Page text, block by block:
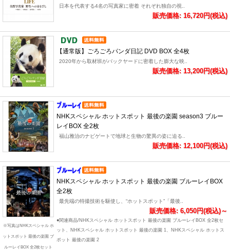
日本を代表する4名の写真家に密着 それぞれ独自の視..
販売価格: 16,720円(税込)
【通常版】ごろごろパンダ日記 DVD BOX 全4枚
2020年から取材班がバックヤードに密着した膨大な映..
販売価格: 13,200円(税込)
NHKスペシャル ホットスポット 最後の楽園 season3 ブルー
レイBOX 全2枚
福山雅治のナビゲートで地球と生物の驚異の姿に迫る..
販売価格: 12,100円(税込)
※写真はNHKスペシャル ホ
ットスポット 最後の楽園 ブ
ルーレイBOX 全2枚セット
NHKスペシャル ホットスポット 最後の楽園 ブルーレイBOX
全2枚
最先端の特撮技術を駆使し、“ホットスポット”「最後..
販売価格: 6,050円(税込)～
●関連商品/NHKスペシャル ホットスポット 最後の楽園 ブルーレイBOX 全2枚セ
ット、NHKスペシャル ホットスポット 最後の楽園 1、NHKスペシャル ホットス
ポット 最後の楽園 2